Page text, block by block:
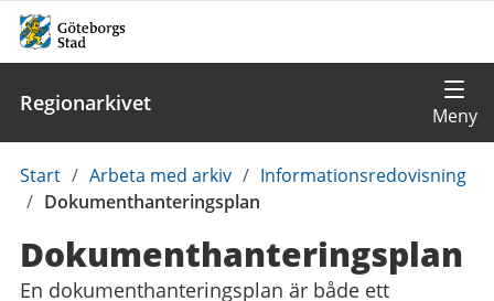
Regionarkivet
Du
är
Start / Arbeta med arkiv / Informationsredovisning
/ Dokumenthanteringsplan
Dokumenthanteringsplan
En dokumenthanteringsplan är både ett